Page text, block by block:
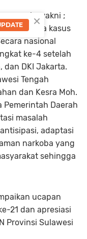
angka yakni ;
rata lama kasus
nasional
ke-4 setelah
dan DKI Jakarta.
Tengah
dan Kesra Moh.
Pemerintah Daerah
masalah
adaptasi
narkoba yang
sehingga
ucapan
21 dan apresiasi
Provinsi Sulawesi
×